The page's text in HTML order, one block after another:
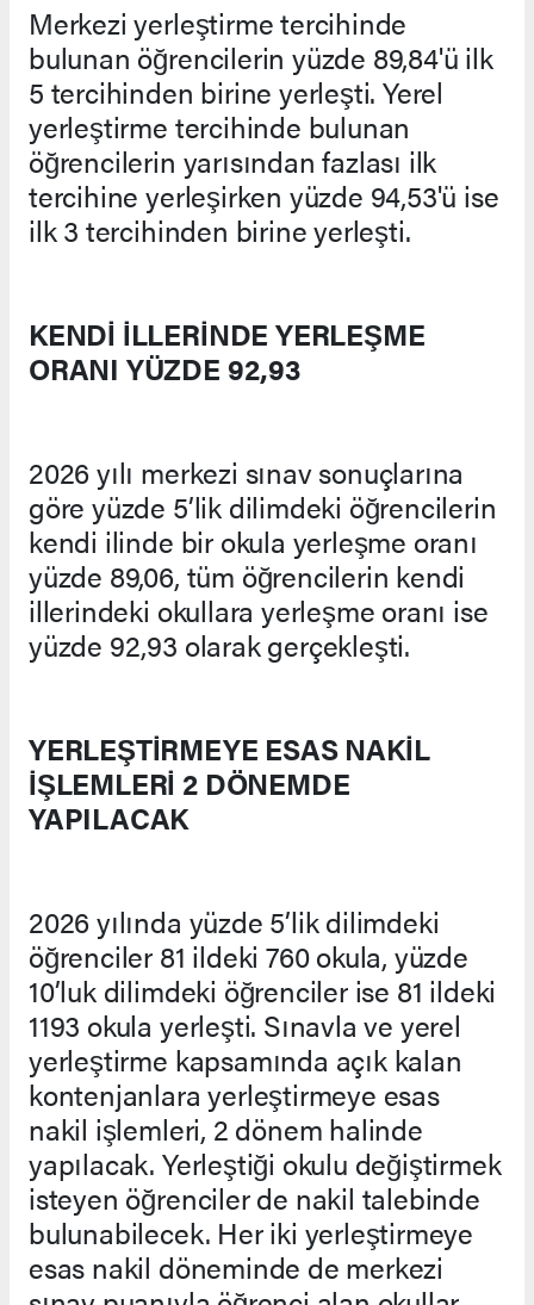
Merkezi yerleştirme tercihinde
bulunan öğrencilerin yüzde 89,84'ü ilk
5 tercihinden birine yerleşti. Yerel
yerleştirme tercihinde bulunan
öğrencilerin yarısından fazlası ilk
tercihine yerleşirken yüzde 94,53'ü ise
ilk 3 tercihinden birine yerleşti.
KENDİ İLLERİNDE YERLEŞME
ORANI YÜZDE 92,93
2026 yılı merkezi sınav sonuçlarına
göre yüzde 5’lik dilimdeki öğrencilerin
kendi ilinde bir okula yerleşme oranı
yüzde 89,06, tüm öğrencilerin kendi
illerindeki okullara yerleşme oranı ise
yüzde 92,93 olarak gerçekleşti.
YERLEŞTİRMEYE ESAS NAKİL
İŞLEMLERİ 2 DÖNEMDE
YAPILACAK
2026 yılında yüzde 5’lik dilimdeki
öğrenciler 81 ildeki 760 okula, yüzde
10’luk dilimdeki öğrenciler ise 81 ildeki
1193 okula yerleşti. Sınavla ve yerel
yerleştirme kapsamında açık kalan
kontenjanlara yerleştirmeye esas
nakil işlemleri, 2 dönem halinde
yapılacak. Yerleştiği okulu değiştirmek
isteyen öğrenciler de nakil talebinde
bulunabilecek. Her iki yerleştirmeye
esas nakil döneminde de merkezi